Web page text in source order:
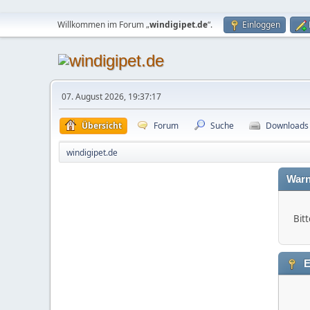
Willkommen im Forum „windigipet.de“. Einloggen
07. August 2026, 19:37:17
Übersicht Forum Suche Downloads
windigipet.de